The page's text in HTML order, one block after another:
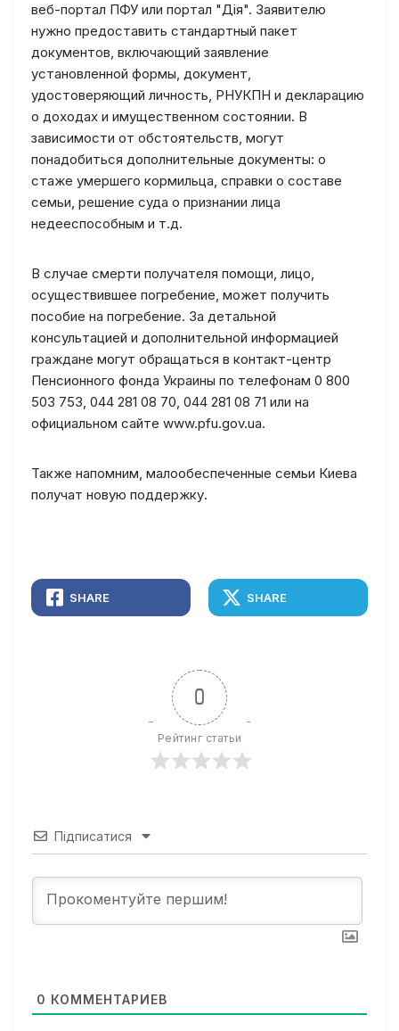
веб-портал ПФУ или портал "Дія". Заявителю
нужно предоставить стандартный пакет
документов, включающий заявление
установленной формы, документ,
удостоверяющий личность, РНУКПН и декларацию
о доходах и имущественном состоянии. В
зависимости от обстоятельств, могут
понадобиться дополнительные документы: о
стаже умершего кормильца, справки о составе
семьи, решение суда о признании лица
недееспособным и т.д.
В случае смерти получателя помощи, лицо,
осуществившее погребение, может получить
пособие на погребение. За детальной
консультацией и дополнительной информацией
граждане могут обращаться в контакт-центр
Пенсионного фонда Украины по телефонам 0 800
503 753, 044 281 08 70, 044 281 08 71 или на
официальном сайте www.pfu.gov.ua.
Также напомним, малообеспеченные семьи Киева
получат новую поддержку.
SHARE SHARE
0
Рейтинг статьи
Підписатися
0 КОММЕНТАРИЕВ